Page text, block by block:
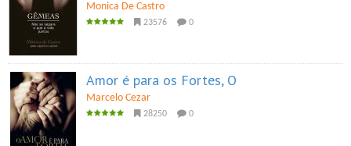
Monica De Castro
23576 0
Amor é para os Fortes, O
Marcelo Cezar
28250 0